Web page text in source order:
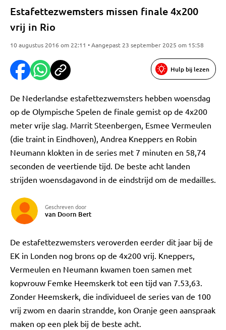
Estafettezwemsters missen finale 4x200
vrij in Rio
10 augustus 2016 om 22:11 • Aangepast 23 september 2025 om 15:58
Hulp bij lezen
De Nederlandse estafettezwemsters hebben woensdag
op de Olympische Spelen de finale gemist op de 4x200
meter vrije slag. Marrit Steenbergen, Esmee Vermeulen
(die traint in Eindhoven), Andrea Kneppers en Robin
Neumann klokten in de series met 7 minuten en 58,74
seconden de veertiende tijd. De beste acht landen
strijden woensdagavond in de eindstrijd om de medailles.
Geschreven door
van Doorn Bert
De estafettezwemsters veroverden eerder dit jaar bij de
EK in Londen nog brons op de 4x200 vrij. Kneppers,
Vermeulen en Neumann kwamen toen samen met
kopvrouw Femke Heemskerk tot een tijd van 7.53,63.
Zonder Heemskerk, die individueel de series van de 100
vrij zwom en daarin strandde, kon Oranje geen aanspraak
maken op een plek bij de beste acht.